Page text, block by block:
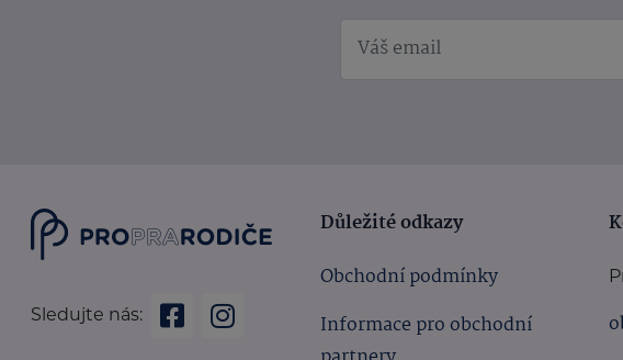
Sledujte nás:
Důležité odkazy
Obchodní podmínky
Informace pro obchodní